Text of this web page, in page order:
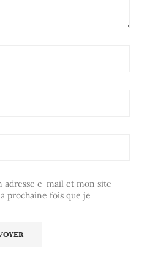
e-mail et mon site
prochaine fois que je